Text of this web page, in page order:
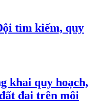
tìm kiếm, quy
khai quy hoạch,
đai trên môi